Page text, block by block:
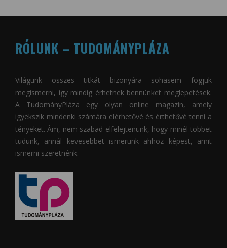
RÓLUNK – TUDOMÁNYPLÁZA
Világunk összes titkát bizonyára sohasem fogjuk
megismerni, így mindig érhetnek bennünket meglepetések.
A TudományPláza egy olyan online magazin, amely
igyekszik mindenki számára elérhetővé és érthetővé tenni a
tényeket. Ám, nem szabad elfelejtenünk, hogy minél többet
tudunk, annál kevesebbet ismerünk ahhoz képest, amit
ismerni szeretnénk.